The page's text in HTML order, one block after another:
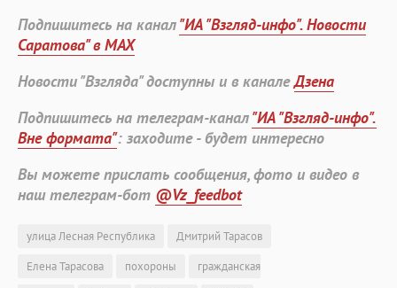
Подпишитесь на канал"ИА "Взгляд-инфо". Новости
Саратова" в MAX
Новости "Взгляда" доступны и в каналеДзена
Подпишитесь на телеграм-канал"ИА "Взгляд-инфо".
Вне формата": заходите - будет интересно
Вы можете прислать сообщения, фото и видео в
наш телеграм-бот @Vz_feedbot
улица Лесная Республика
Дмитрий Тарасов
Елена Тарасова
похороны
гражданская